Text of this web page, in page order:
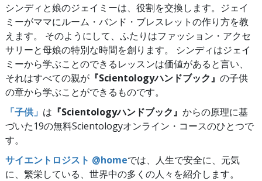
シンディと娘のジェイミーは、役割を交換します。ジェイ
ミーがママにルーム・バンド・ブレスレットの作り方を教
えます。 そのようにして、ふたりはファッション・アクセ
サリーと母娘の特別な時間を創ります。 シンディはジェイ
ミーから学ぶことのできるレッスンは価値があると言い、
それはすべての親が 『Scientologyハンドブック』 の子供
の章から学ぶことができるものです。
「子供」 は 『Scientologyハンドブック』 からの原理に基
づいた19の無料Scientologyオンライン・コースのひとつで
す。
サイエントロジスト @homeでは、人生で安全に、元気
に、繁栄している、世界中の多くの人々を紹介します。